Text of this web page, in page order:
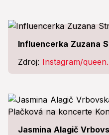
Influencerka Zuzana
Zdroj: Instagram/
Jasmina Alagič